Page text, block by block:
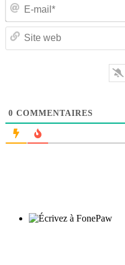
0 COMMENTAIRES